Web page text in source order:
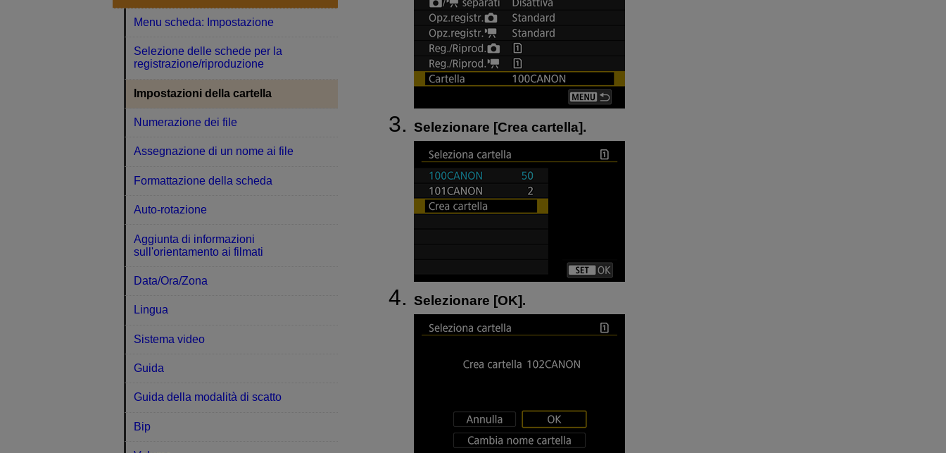
Selezionare [Crea cartella].
Selezionare [OK].
Menu scheda: Impostazione
Selezione delle schede per la
registrazione/riproduzione
Impostazioni della cartella
Numerazione dei file
Assegnazione di un nome ai file
Formattazione della scheda
Auto-rotazione
Aggiunta di informazioni
sull'orientamento ai filmati
Data/Ora/Zona
Lingua
Sistema video
Guida
Guida della modalità di scatto
Bip